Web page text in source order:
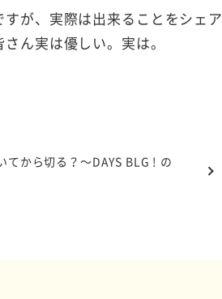
が、実際は出来ることをシェア
ん実は優しい。実は。
てから切る？～DAYS BLG ! の